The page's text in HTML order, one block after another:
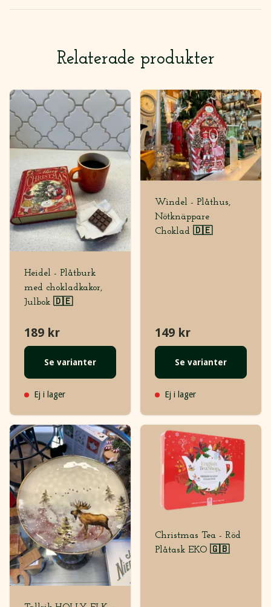
Relaterade produkter
Heidel - Plåtburk
med chokladkakor,
Julbok 🇩🇪
189 kr
Se varianter
Ej i lager
Windel - Plåthus,
Nötknäppare
Choklad 🇩🇪
149 kr
Se varianter
Ej i lager
Christmas Tea - Röd
Plåtask EKO 🇬🇧